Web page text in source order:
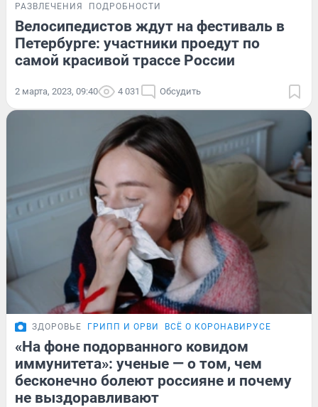
РАЗВЛЕЧЕНИЯ ПОДРОБНОСТИ
Велосипедистов ждут на фестиваль в
Петербурге: участники проедут по
самой красивой трассе России
2 марта, 2023, 09:40 4 031 Обсудить
ЗДОРОВЬЕ ГРИПП И ОРВИ ВСЁ О КОРОНАВИРУСЕ
«На фоне подорванного ковидом
иммунитета»: ученые — о том, чем
бесконечно болеют россияне и почему
не выздоравливают